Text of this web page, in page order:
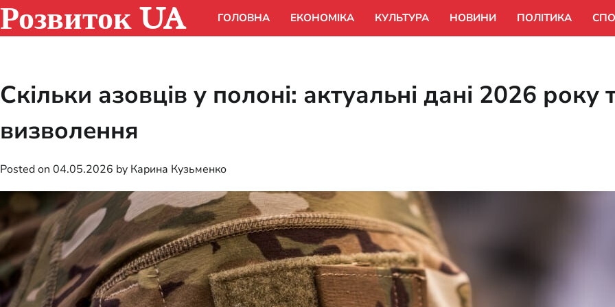
Skip
to
content
Розвиток UA ГОЛОВНА ЕКОНОМІКА КУЛЬТУРА НОВИНИ ПОЛІТИКА
Скільки азовців у полоні: актуальні дані 2026
визволення
Posted on 04.05.2026 by Карина Кузьменко